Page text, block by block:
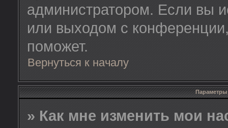
администратором. Если вы
или выходом с
поможет.
Вернуться к началу
Параметры
» Как мне изменить мои